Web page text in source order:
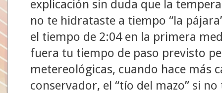
explicación sin duda que la
no te hidrataste a tiempo “la
el tiempo de 2:04 en la primera
fuera tu tiempo de paso previsto
metereológicas, cuando hace más
conservador, el “tío del mazo” si